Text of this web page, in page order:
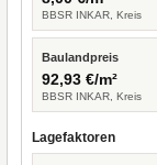
BBSR INKAR, Kreis
Baulandpreis
92,93 €/m²
BBSR INKAR, Kreis
Lagefaktoren